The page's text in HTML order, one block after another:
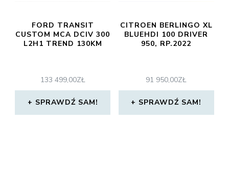
FORD TRANSIT
CUSTOM MCA DCIV 300
L2H1 TREND 130KM
133 499,00ZŁ
SPRAWDŹ SAM!
CITROEN BERLINGO XL
BLUEHDI 100 DRIVER
950, RP.2022
91 950,00ZŁ
SPRAWDŹ SAM!